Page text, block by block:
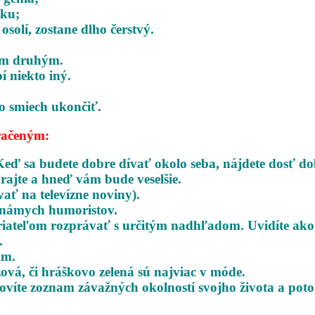
zostane dlho čerstvý.
druhým.
niekto iný.
smiech ukončiť.
sa budete dobre dívať okolo seba, nájdete dosť
a hneď vám bude veselšie.
na televízne noviny).
humoristov.
rozprávať s určitým nadhľadom. Uvidíte ako
či hráškovo zelená sú najviac v móde.
zoznam závažných okolností svojho života a